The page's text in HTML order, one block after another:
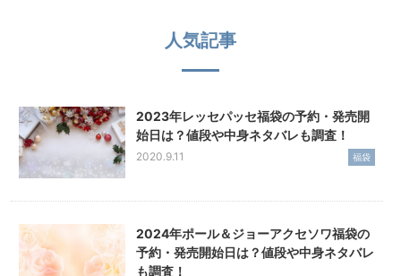
人気記事
2023年レッセパッセ福袋の予約・発売開
始日は？値段や中身ネタバレも調査！
2020.9.11 福袋
2024年ポール＆ジョーアクセソワ福袋の
予約・発売開始日は？値段や中身ネタバレ
も調査！